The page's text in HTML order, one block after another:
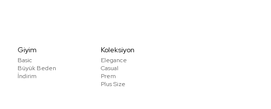
Giyim
Basic
Büyük Beden
İndirim
Koleksiyon
Elegance
Casual
Prem
Plus Size